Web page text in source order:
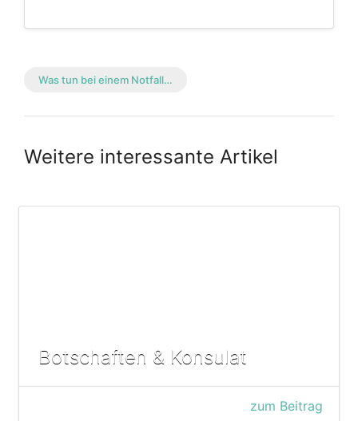
Was tun bei einem Notfall…
Weitere interessante Artikel
Botschaften & Konsulat
zum Beitrag